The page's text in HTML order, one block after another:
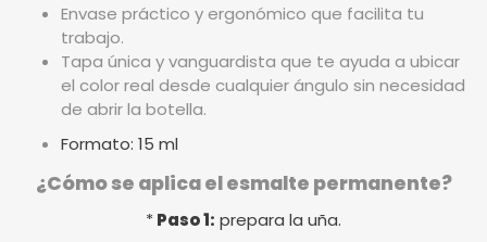
Envase práctico y ergonómico que facilita tu
trabajo.
Tapa única y vanguardista que te ayuda a ubicar
el color real desde cualquier ángulo sin necesidad
de abrir la botella.
Formato: 15 ml
¿Cómo se aplica el esmalte permanente?
*Paso 1: prepara la uña.